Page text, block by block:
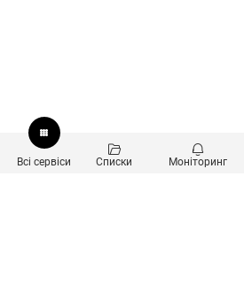
Всі сервіси Списки Моніторинг